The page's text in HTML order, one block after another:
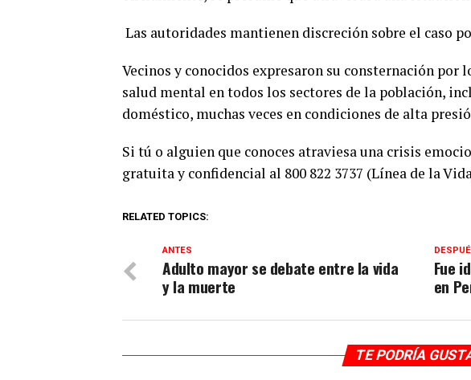
Las autoridades mantienen discreción sobre el caso
Vecinos y conocidos expresaron su consternación
salud mental en todos los sectores de la población,
doméstico, muchas veces en condiciones de alta
Si tú o alguien que conoces atraviesa una crisis
gratuita y confidencial al 800 822 3737 (Línea de la
RELATED TOPICS:
Fue
en
ANTES
Adulto mayor se debate entre la vida
y la muerte
TE PODRÍA